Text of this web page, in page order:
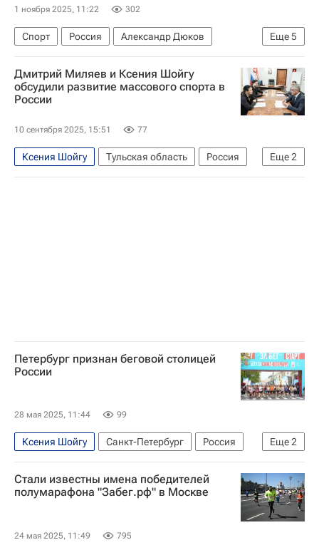
1 ноября 2025, 11:22 302
Еще5
Спорт Россия
Александр Дюков
Владислав Третьяк
Дмитрий Мазепин
Госдума РФ
Совет Федерации РФ
Министерство финансов РФ (Минфин России)
Дмитрий Миляев и Ксения Шойгу
обсудили развитие массового спорта в
России
10 сентября 2025, 15:51 77
Еще2
Ксения Шойгу Тульская область
Россия
Тульская область
Дмитрий Миляев
Петербург признан беговой столицей
России
28 мая 2025, 11:44 99
Еще2
Ксения Шойгу Санкт-Петербург
Россия
Магадан
Москва
Стали известны имена победителей
полумарафона "Забег.рф" в Москве
24 мая 2025, 11:49 795